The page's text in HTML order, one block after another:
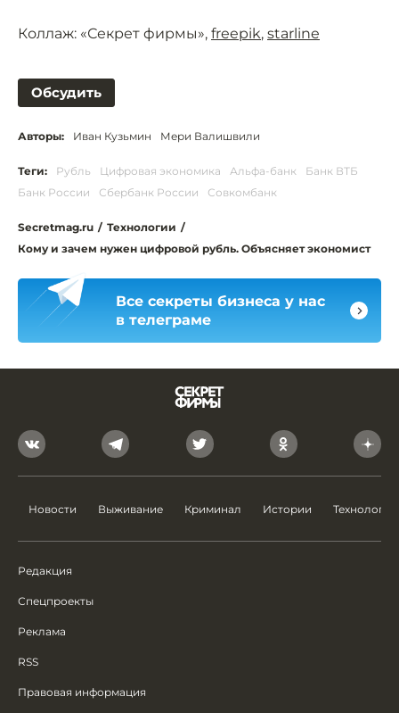
Коллаж: «Секрет фирмы», freepik, starline
Обсудить
Авторы: Иван Кузьмин Мери Валишвили
Теги: Рубль Цифровая экономика Альфа-банк
Банк ВТБ
Банк России
Сбербанк России Совкомбанк
Secretmag.ru / Технологии /
Кому и зачем нужен цифровой рубль. Объясняет экономист
Все секреты бизнеса у нас
в телеграме
Новости Выживание Криминал Истории Технологии
Редакция
Спецпроекты
Реклама
RSS
Правовая информация